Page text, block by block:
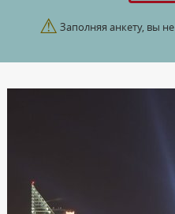
⚠ Заполняя анкету, вы